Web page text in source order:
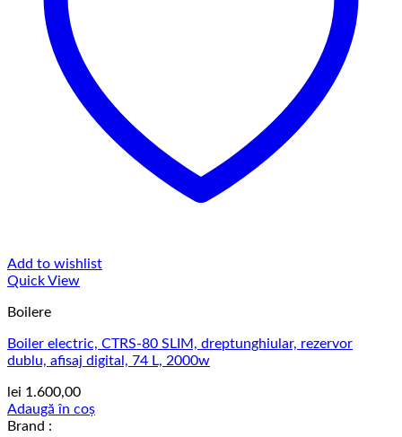
Add to wishlist
Quick View
Boilere
Boiler electric, CTRS-80 SLIM, dreptunghiular, rezervor
dublu, afisaj digital, 74 L, 2000w
lei 1.600,00
Adaugă în coș
Brand :